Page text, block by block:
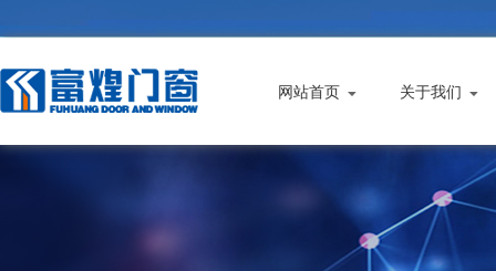
网站首页 关于我们